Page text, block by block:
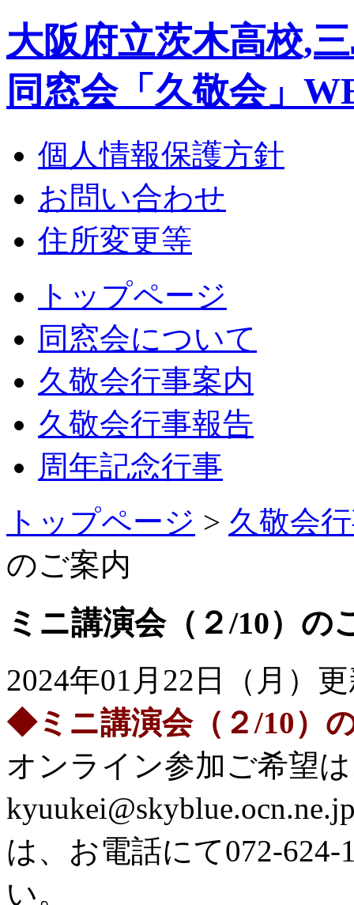
大阪府立茨木高校,
同窓会「久敬会」
個人情報保護方針
お問い合わせ
住所変更等
トップページ
同窓会について
久敬会行事案内
久敬会行事報告
周年記念行事
トップページ > 久敬会
のご案内
ミニ講演会（２/10）の
2024年01月22日（月）
◆ミニ講演会（２/10）
オンライン参加ご希望
は、お電話にて072-
い。